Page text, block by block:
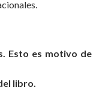
Esto es motivo de
libro.